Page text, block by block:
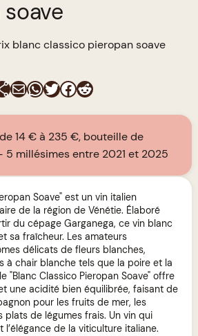
blanc classico pieropan soave
E-mailWhatsApp
Twitter
Facebook
Reddit
14 € à 235 €, bouteille de
5 millésimes entre 2021 et 2025
Soave" est un vin italien
de la région de Vénétie. Élaboré
du cépage Garganega, ce vin blanc
sa fraîcheur. Les amateurs
délicats de fleurs blanches,
à chair blanche tels que la poire et la
"Blanc Classico Pieropan Soave" offre
une acidité bien équilibrée, faisant de
pour les fruits de mer, les
plats de légumes frais. Un vin qui
de la viticulture italiane.